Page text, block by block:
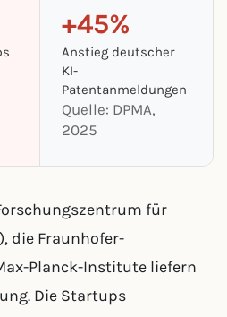
+45%
Anstieg deutscher
KI-
Patentanmeldungen
Quelle: DPMA,
2025
für
die Fraunhofer-
Planck-Institute liefern
Die Startups